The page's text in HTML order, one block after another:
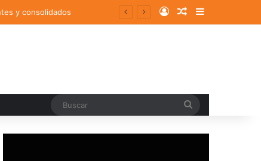
y consolidados Log InRandom Article
Sidebar